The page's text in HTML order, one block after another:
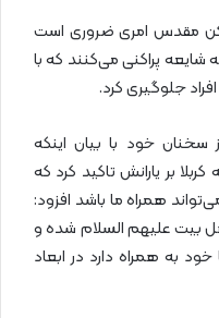
مقدس امری ضروری است
شایعه پراکنی می‌کنند که با
جلوگیری کرد.
خود با بیان اینکه
بر یارانش تاکید کرد که
همراه ما باشد افزود:
بیت علیهم السلام شده و
به همراه دارد در ابعاد